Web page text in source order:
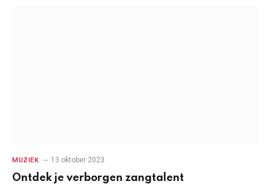
MUZIEK 13 oktober 2023
Ontdek je verborgen zangtalent